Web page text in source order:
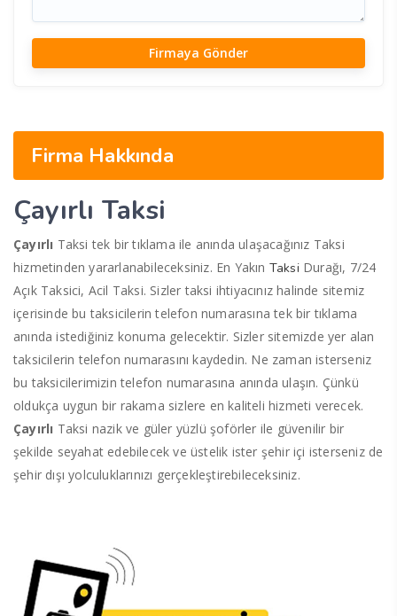
Firma Hakkında
Çayırlı Taksi
Çayırlı Taksi tek bir tıklama ile anında ulaşacağınız Taksi
hizmetinden yararlanabileceksiniz. En Yakın TaksiDurağı, 7/24
Açık Taksici, Acil Taksi. Sizler taksi ihtiyacınız halinde sitemiz
içerisinde bu taksicilerin telefon numarasına tek bir tıklama
anında istediğiniz konuma gelecektir. Sizler sitemizde yer alan
taksicilerin telefon numarasını kaydedin. Ne zaman isterseniz
bu taksicilerimizin telefon numarasına anında ulaşın. Çünkü
oldukça uygun bir rakama sizlere en kaliteli hizmeti verecek.
Çayırlı Taksi nazik ve güler yüzlü şoförler ile güvenilir bir
şekilde seyahat edebilecek ve üstelik ister şehir içi isterseniz de
şehir dışı yolculuklarınızı gerçekleştirebileceksiniz.